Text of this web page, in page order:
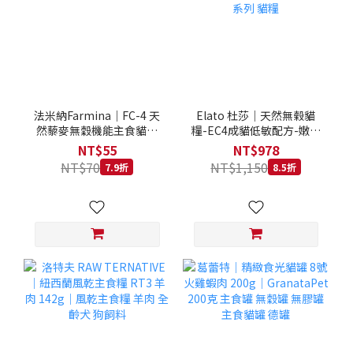
法米納Farmina｜FC-4 天
然藜麥無穀機能主食貓罐
FC-4061 體重管理 羊肉蘆
筍 80G
NT$55
NT$70 7.9折
Elato 杜莎｜天然無榖貓
糧-EC4成貓低敏配方-嫩羊
野鹿 1.5kg｜杜莎 天然無
榖貓糧系列 貓糧
NT$978
NT$1,150 8.5折